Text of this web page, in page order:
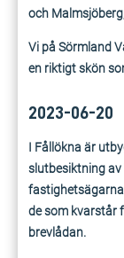
och
Vi på Sörmland
en riktigt skön
2023-06-20
I Fållökna är
slutbesiktning
fastighetsägarna
de som kvarstår
brevlådan.